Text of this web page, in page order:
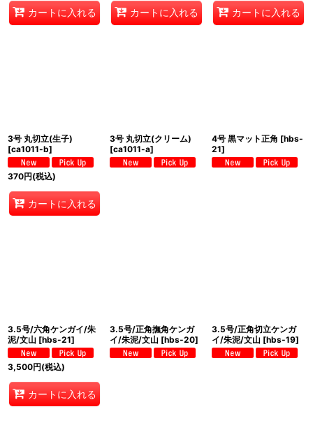
カートに入れる カートに入れる カートに入れる
3号 丸切立(生子)
[ca1011-b]
370円(税込)
カートに入れる
3号 丸切立(クリーム)
[ca1011-a]
4号 黒マット正角 [hbs-
21]
3.5号/六角ケンガイ/朱
泥/文山 [hbs-21]
3,500円(税込)
カートに入れる
3.5号/正角撫角ケンガ
イ/朱泥/文山 [hbs-20]
3.5号/正角切立ケンガ
イ/朱泥/文山 [hbs-19]